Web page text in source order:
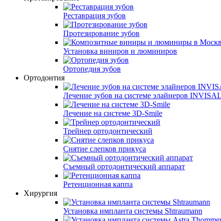
Реставрация зубов
Протезирование зубов
Установка виниров и люминиров
Ортопедия зубов
Ортодонтия
Лечение зубов на системе элайнеров
Лечение на системе 3D-Smile
Трейнер ортодонтический
Снятие слепков прикуса
Съемный ортодонтический аппарат
Ретенционная каппа
Хирургия
Установка импланта системы Shtraumann